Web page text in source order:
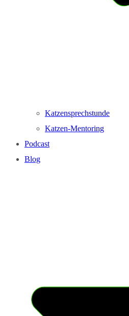
Katzensprechstunde
Katzen-Mentoring
Podcast
Blog